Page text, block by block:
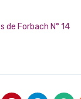
de Forbach N° 14